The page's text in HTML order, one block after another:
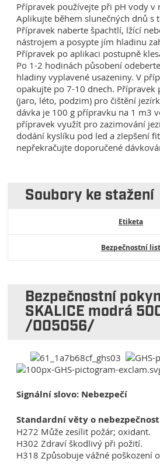
Přípravek používejte při pH vody v
Aplikujte během slunečných dnů s
Přípravek naberte špachtlí, lžící
nástrojem a posypte jím hladinu
Přípravek po aplikaci postupně
Po 1-2 hodinách působení
hladiny vyplavené usazeniny. V
opakujte po 7-10 dnech. Přípravek
(jaro, léto, podzim) pro čištění
dávka je 100 g přípravku na 1 m3
přípravek využít pro zazimování
dodání kyslíku pod led a zlepšení
nepřekračujte doporučené
Soubory ke stažení
Etiketa
Bezpečnostní list
Bezpečnostní
SKALICE modrá
/005056/
Signální slovo: Nebezpečí
Standardní věty o
H272 Může zesílit požár; oxidant.
H302 Zdraví škodlivý při požití.
H318 Způsobuje vážné poškození